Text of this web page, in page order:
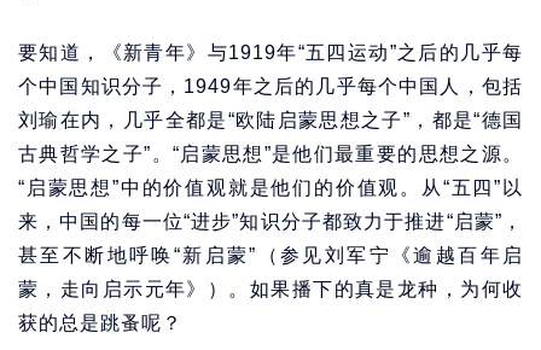
要知道，《新青年》与1919年“五四运动”之后的几乎每
个中国知识分子，1949年之后的几乎每个中国人，包括
刘瑜在内，几乎全都是“欧陆启蒙思想之子”，都是“德国
古典哲学之子”。“启蒙思想”是他们最重要的思想之源。
“启蒙思想”中的价值观就是他们的价值观。从“五四”以
来，中国的每一位“进步”知识分子都致力于推进“启蒙”，
甚至不断地呼唤“新启蒙”（参见刘军宁《逾越百年启
蒙，走向启示元年》）。如果播下的真是龙种，为何收
获的总是跳蚤呢？